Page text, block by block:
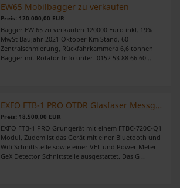
EW65 Mobilbagger zu verkaufen
Preis: 120.000,00 EUR
Bagger EW 65 zu verkaufen 120000 Euro inkl. 19%
MwSt Baujahr 2021 Oktober Km Stand, 60
Zentralschmierung, Rückfahrkammera 6,6 tonnen
Bagger mit Rotator Info unter. 0152 53 88 66 60 ..
EXFO FTB-1 PRO OTDR Glasfaser Messgerät
Preis: 18.500,00 EUR
EXFO FTB-1 PRO Grungerät mit einem FTBC-720C-Q1
Modul. Zudem ist das Gerät mit einer Bluetooth und
Wifi Schnittstelle sowie einer VFL und Power Meter
GeX Detector Schnittstelle ausgestattet. Das G ..